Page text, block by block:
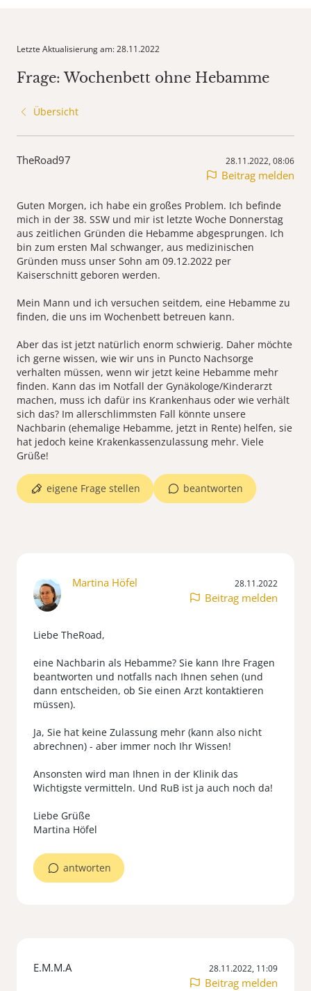
Letzte Aktualisierung am: 28.11.2022
Frage: Wochenbett ohne Hebamme
Übersicht
TheRoad97 28.11.2022, 08:06
Beitrag melden
Guten Morgen, ich habe ein großes Problem. Ich befinde
mich in der 38. SSW und mir ist letzte Woche Donnerstag
aus zeitlichen Gründen die Hebamme abgesprungen. Ich
bin zum ersten Mal schwanger, aus medizinischen
Gründen muss unser Sohn am 09.12.2022 per
Kaiserschnitt geboren werden.
Mein Mann und ich versuchen seitdem, eine Hebamme zu
finden, die uns im Wochenbett betreuen kann.
Aber das ist jetzt natürlich enorm schwierig. Daher möchte
ich gerne wissen, wie wir uns in Puncto Nachsorge
verhalten müssen, wenn wir jetzt keine Hebamme mehr
finden. Kann das im Notfall der Gynäkologe/Kinderarzt
machen, muss ich dafür ins Krankenhaus oder wie verhält
sich das? Im allerschlimmsten Fall könnte unsere
Nachbarin (ehemalige Hebamme, jetzt in Rente) helfen, sie
hat jedoch keine Krakenkassenzulassung mehr. Viele
Grüße!
beantworten
eigene Frage stellen
Martina Höfel 28.11.2022
Beitrag melden
Liebe TheRoad,
eine Nachbarin als Hebamme? Sie kann Ihre Fragen
beantworten und notfalls nach Ihnen sehen (und
dann entscheiden, ob Sie einen Arzt kontaktieren
müssen).
Ja, Sie hat keine Zulassung mehr (kann also nicht
abrechnen) - aber immer noch Ihr Wissen!
Ansonsten wird man Ihnen in der Klinik das
Wichtigste vermitteln. Und RuB ist ja auch noch da!
Liebe Grüße
Martina Höfel
antworten
E.M.M.A 28.11.2022, 11:09
Beitrag melden